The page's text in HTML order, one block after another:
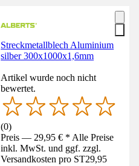
Streckmetallblech Aluminium
silber 300x1000x1,6mm
Artikel wurde noch nicht
bewertet.
(0)
Preis — 29,95 € * Alle Preise
inkl. MwSt. und ggf. zzgl.
Versandkosten pro ST29,95